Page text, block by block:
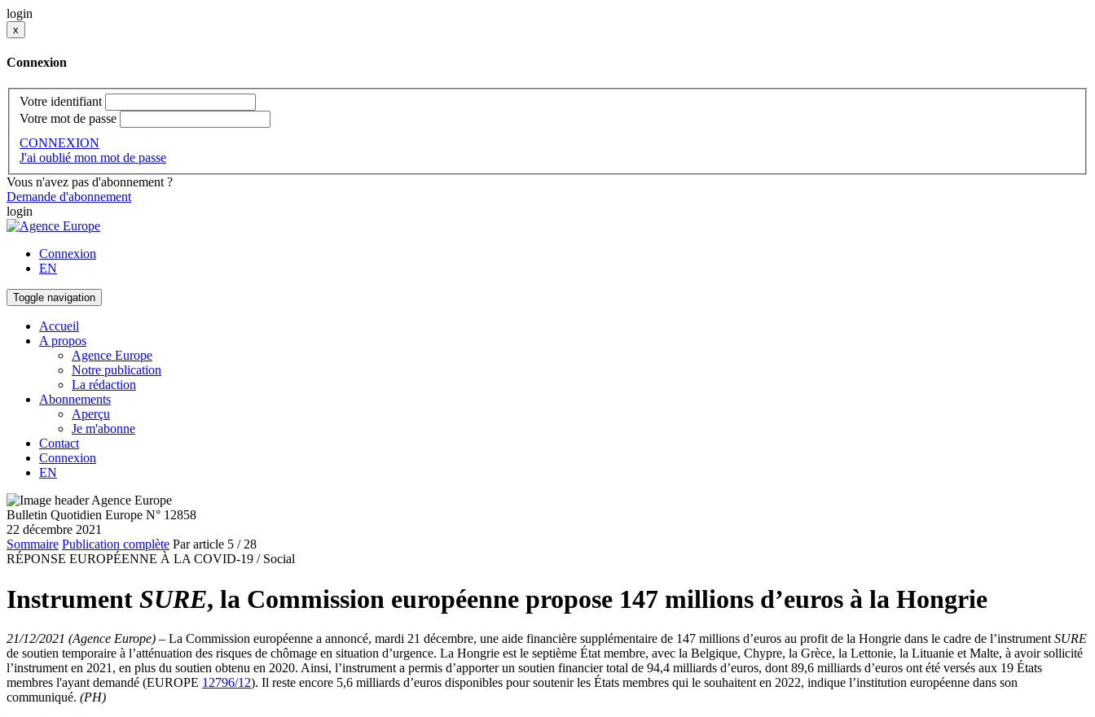
login
x
Connexion
Votre identifiant
Votre mot de passe
CONNEXION
J'ai oublié mon mot de passe
Vous n'avez pas d'abonnement ?
Demande d'abonnement
login
Connexion
EN
Toggle navigation
Accueil
A propos
Agence Europe
Notre publication
La rédaction
Abonnements
Aperçu
Je m'abonne
Contact
Connexion
EN
Bulletin Quotidien Europe N° 12858
22 décembre 2021
Sommaire Publication complète Par article 5 / 28
RÉPONSE EUROPÉENNE À LA COVID-19 / Social
Instrument SURE, la Commission européenne propose 147 millions d’euros à la Hongrie
21/12/2021 (Agence Europe) – La Commission européenne a annoncé, mardi 21 décembre, une aide financière supplémentaire de 147 millions d’euros au profit de la Hongrie dans le cadre de l’instrument SURE
de soutien temporaire à l’atténuation des risques de chômage en situation d’urgence. La Hongrie est le septième État membre, avec la Belgique, Chypre, la Grèce, la Lettonie, la Lituanie et Malte, à avoir sollicité
l’instrument en 2021, en plus du soutien obtenu en 2020. Ainsi, l’instrument a permis d’apporter un soutien financier total de 94,4 milliards d’euros, dont 89,6 milliards d’euros ont été versés aux 19 États
membres l'ayant demandé (EUROPE 12796/12). Il reste encore 5,6 milliards d’euros disponibles pour soutenir les États membres qui le souhaitent en 2022, indique l’institution européenne dans son
communiqué. (PH)